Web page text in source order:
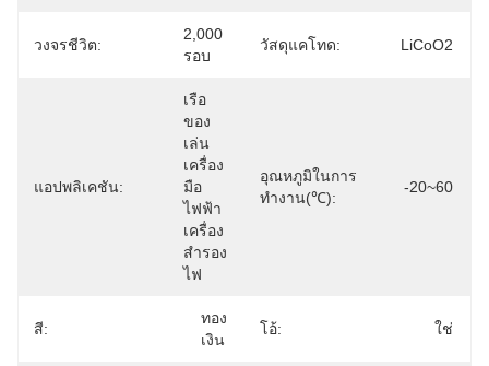
วงจรชีวิต:
2,000
รอบ
วัสดุแคโทด: LiCoO2
แอปพลิเคชัน:
เรือ
ของ
เล่น
เครื่อง
มือ
ไฟฟ้า
เครื่อง
สำรอง
ไฟ
อุณหภูมิในการ
ทำงาน(℃):
-20~60
สี:
ทอง
เงิน
โอ้: ใช่